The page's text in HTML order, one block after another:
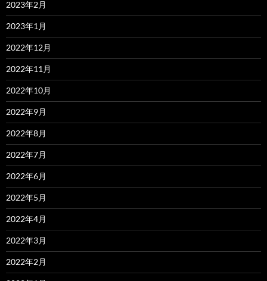
2023年2月
2023年1月
2022年12月
2022年11月
2022年10月
2022年9月
2022年8月
2022年7月
2022年6月
2022年5月
2022年4月
2022年3月
2022年2月